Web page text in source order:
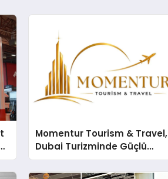
Momentur Tourism & Travel,
Dubai Turizminde Güçlü
Operasyon Ağıyla Fark
Yaratıyor